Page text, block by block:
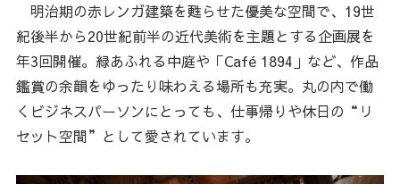
明治期の赤レンガ建築を甦らせた優美な空間で、19世
紀後半から20世紀前半の近代美術を主題とする企画展を
年3回開催。緑あふれる中庭や「Café 1894」など、作品
鑑賞の余韻をゆったり味わえる場所も充実。丸の内で働
くビジネスパーソンにとっても、仕事帰りや休日の“リ
セット空間”として愛されています。